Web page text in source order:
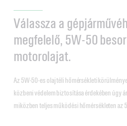
Válassza a
megfelelő, 5W-50
motorolajat.
Az 5W-50-es olaj téli hőmérsékleti
közbeni védelem biztosítása érdekében úgy
miközben teljes működési hőmérsékleten az